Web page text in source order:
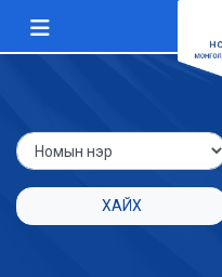
ХАЙХ